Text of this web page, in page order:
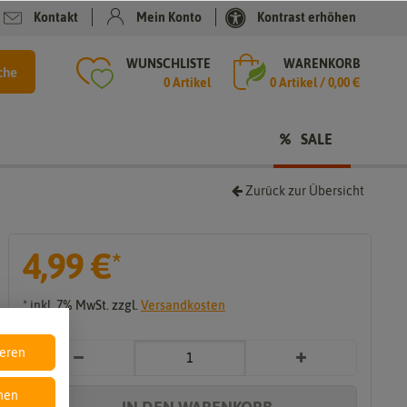
Kontakt Mein Konto Kontrast erhöhen
WUNSCHLISTE
0 Artikel
WARENKORB
0Artikel /0,00 €
SALE
Zurück zur Übersicht
4,99 €*
* inkl. 7% MwSt. zzgl. Versandkosten